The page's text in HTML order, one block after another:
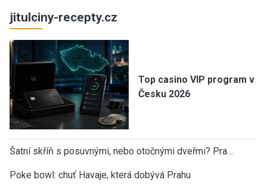
jitulciny-recepty.cz
Top casino VIP program v
Česku 2026
Šatní skříň s posuvnými, nebo otočnými dveřmi? Pra…
Poke bowl: chuť Havaje, která dobývá Prahu